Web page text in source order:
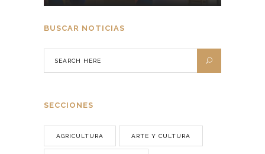
BUSCAR NOTICIAS
SECCIONES
AGRICULTURA ARTE Y CULTURA